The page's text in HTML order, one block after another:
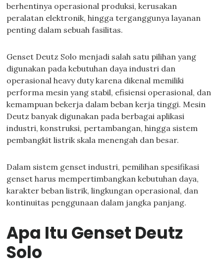
berhentinya operasional produksi, kerusakan
peralatan elektronik, hingga terganggunya layanan
penting dalam sebuah fasilitas.
Genset Deutz Solo menjadi salah satu pilihan yang
digunakan pada kebutuhan daya industri dan
operasional heavy duty karena dikenal memiliki
performa mesin yang stabil, efisiensi operasional, dan
kemampuan bekerja dalam beban kerja tinggi. Mesin
Deutz banyak digunakan pada berbagai aplikasi
industri, konstruksi, pertambangan, hingga sistem
pembangkit listrik skala menengah dan besar.
Dalam sistem genset industri, pemilihan spesifikasi
genset harus mempertimbangkan kebutuhan daya,
karakter beban listrik, lingkungan operasional, dan
kontinuitas penggunaan dalam jangka panjang.
Apa Itu Genset Deutz
Solo